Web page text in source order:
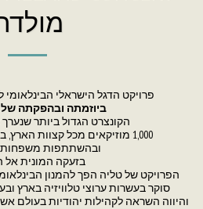
פרויקט הדגל הישראלי
ביוזמתה ובהפקתה של
הקונצרט הגדול ביותר
1,000 מוזיקאים מכל קצוות הארץ, באמפיתיאטרון קיסריה,
ובהשתתפות משפחות
בזעקה המונית אל
הפרויקט של טליה הפך להמנון
סוקר בעשרות ערוצי טלוויזיה בארץ
והיווה השראה לקהילות יהודיות בעולם